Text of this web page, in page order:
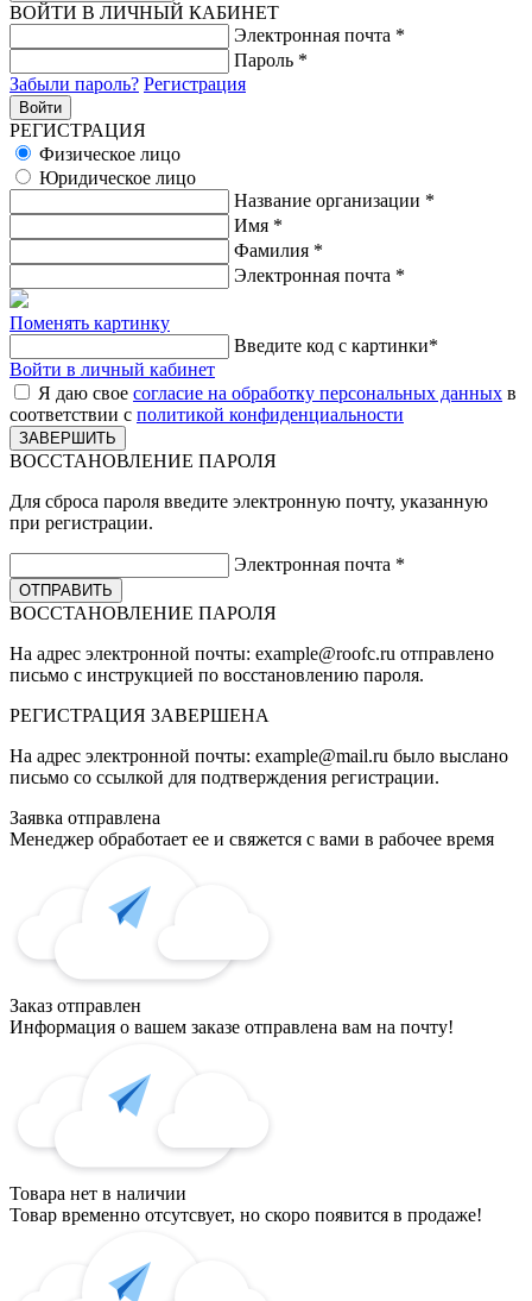
ВОЙТИ В ЛИЧНЫЙ КАБИНЕТ
Электронная почта *
Пароль *
Забыли пароль? Регистрация
РЕГИСТРАЦИЯ
Физическое лицо
Юридическое лицо
Название организации *
Имя *
Фамилия *
Электронная почта *
Поменять картинку
Введите код с картинки*
Войти в личный кабинет
Я даю свое согласие на обработку персональных данных в
соответствии с политикой конфиденциальности
ВОССТАНОВЛЕНИЕ ПАРОЛЯ
Для сброса пароля введите электронную почту, указанную
при регистрации.
Электронная почта *
ВОССТАНОВЛЕНИЕ ПАРОЛЯ
На адрес электронной почты: example@roofc.ru отправлено
письмо с инструкцией по восстановлению пароля.
РЕГИСТРАЦИЯ ЗАВЕРШЕНА
На адрес электронной почты: example@mail.ru было выслано
письмо со ссылкой для подтверждения регистрации.
Заявка отправлена
Менеджер обработает ее и свяжется с вами в рабочее время
Заказ отправлен
Информация о вашем заказе отправлена вам на почту!
Товара нет в наличии
Товар временно отсутсвует, но скоро появится в продаже!